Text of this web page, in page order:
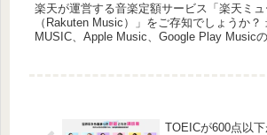
楽天が運営する音楽定額サービス「楽天ミュ
（Rakuten Music）」をご存知でしょうか？
MUSIC、Apple Music、Google Play Musicの
TOEICが600点以